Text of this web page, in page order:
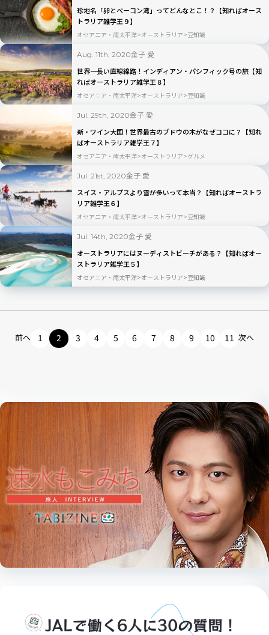
珍地名「卵とベーコン湾」ってどんなとこ！？【知ればオース
トラリア雑学王９】
オセアニア・南太平洋 オーストラリア 豆知識
Aug. 11th, 2020金子 愛
世界一長い直線線路！インディアン・パシフィック号の旅【知
ればオーストラリア雑学王８】
オセアニア・南太平洋 オーストラリア 豆知識
Jul. 29th, 2020金子 愛
新・ワイン大国！世界最古のブドウの木がなぜココに？【知れ
ばオーストラリア雑学王７】
オセアニア・南太平洋 オーストラリア グルメ
Jul. 21st, 2020金子 愛
スイス・アルプスより雪が多いって本当？【知ればオーストラ
リア雑学王６】
オセアニア・南太平洋 オーストラリア 豆知識
Jul. 14th, 2020金子 愛
オーストラリアにはヌーディストビーチがある？【知ればオー
ストラリア雑学王５】
オセアニア・南太平洋 オーストラリア 豆知識
前へ 1 2 3 4 5 6 7 8 9 10 11 次へ